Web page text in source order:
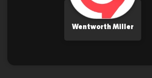
Wentworth Miller